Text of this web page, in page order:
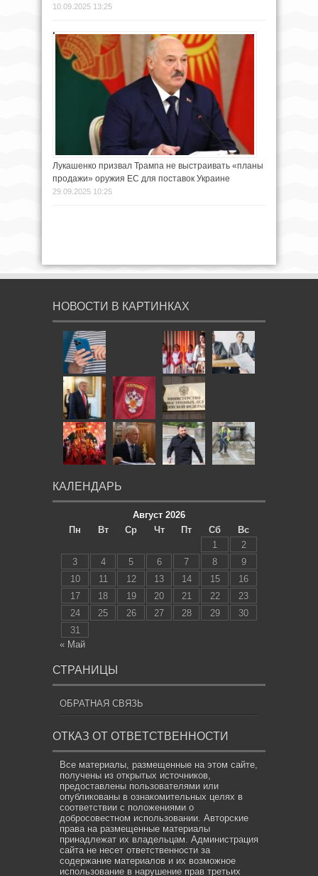
10.09.2025 13:25
Лукашенко призвал Трампа не выстраивать «планы
продажи» оружия ЕС для поставок Украине
29.09.2025 10:25
НОВОСТИ В КАРТИНКАХ
КАЛЕНДАРЬ
Август 2026
Пн
Вт Ср Чт Пт Сб
Вс
1
2
3
4 5 6 7 8
9
10
11 12 13 14 15
16
17
18 19 20 21 22
23
24
25 26 27 28 29
30
31
« Май
СТРАНИЦЫ
ОБРАТНАЯ СВЯЗЬ
ОТКАЗ ОТ ОТВЕТСТВЕННОСТИ
Все материалы, размещенные на этом сайте,
получены из открытых источников,
предоставлены пользователями или
опубликованы в ознакомительных целях в
соответствии с положениями о
добросовестном использовании. Авторские
права на размещенные материалы
принадлежат их владельцам. Администрация
сайта не несет ответственности за
содержание материалов и их возможное
использование в нарушение прав третьих